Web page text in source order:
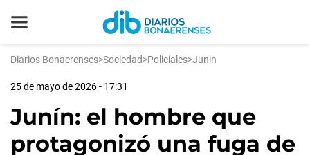
Diarios Bonaerenses>Sociedad>Policiales>Junin
25 de mayo de 2026 - 17:31
Junín: el hombre que
protagonizó una fuga de